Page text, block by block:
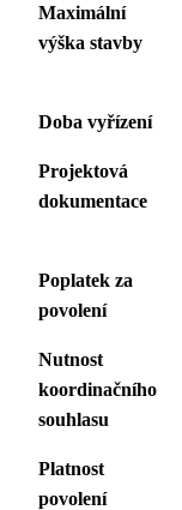
Maximální
výška stavby
Doba vyřízení
Projektová
dokumentace
Poplatek za
povolení
Nutnost
koordinačního
souhlasu
Platnost
povolení